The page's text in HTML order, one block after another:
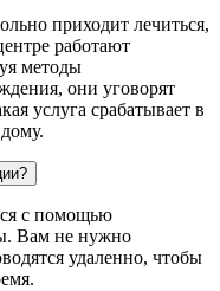
приходит лечиться,
работают
методы
они уговорят
услуга срабатывает в
с помощью
Вам не нужно
удаленно, чтобы